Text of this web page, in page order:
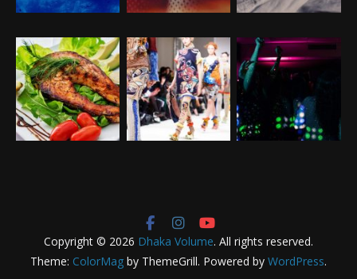
Copyright © 2026 Dhaka Volume. All rights reserved.
Theme: ColorMag by ThemeGrill. Powered by WordPress.